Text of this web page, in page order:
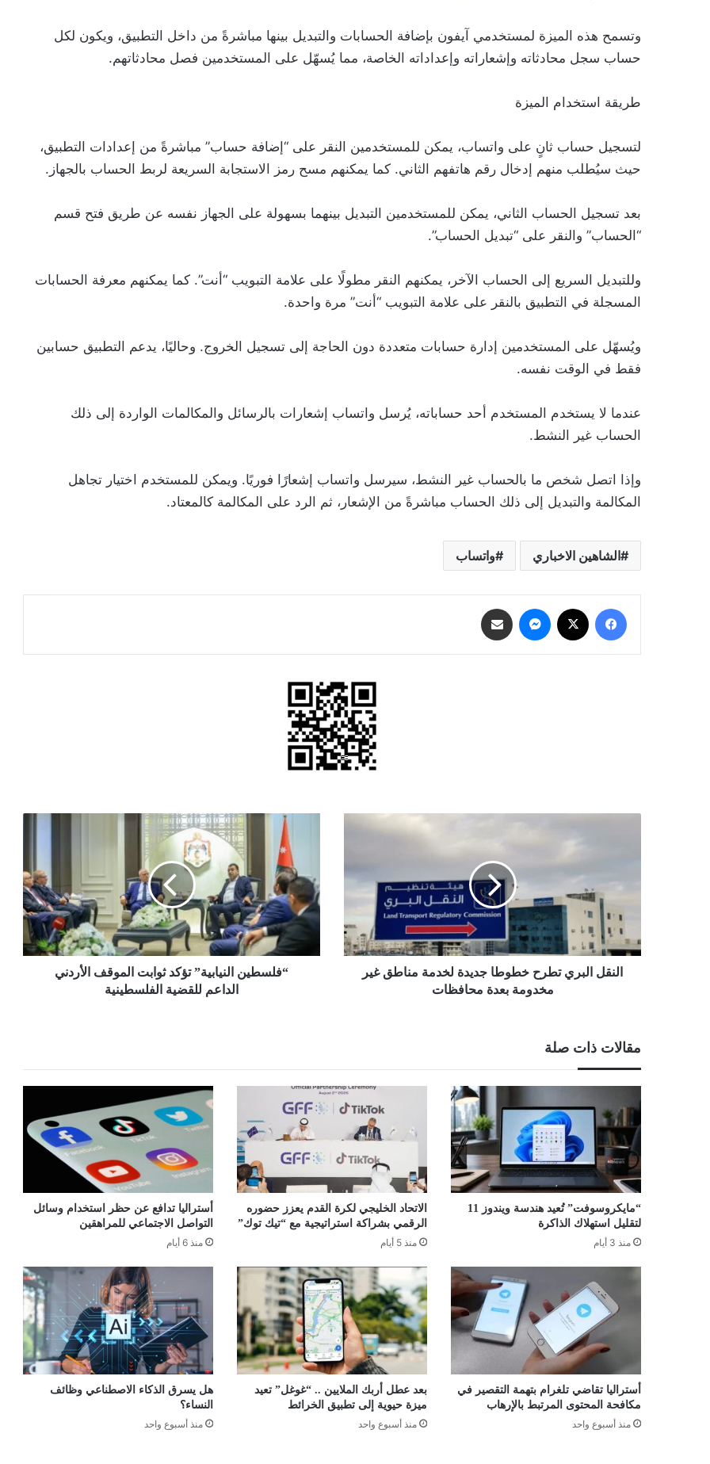
وتسمح هذه الميزة لمستخدمي آيفون بإضافة الحسابات والتبديل بينها مباشرةً من داخل التطبيق، ويكون لكل
حساب سجل محادثاته وإشعاراته وإعداداته الخاصة، مما يُسهّل على المستخدمين فصل محادثاتهم.
طريقة استخدام الميزة
لتسجيل حساب ثانٍ على واتساب، يمكن للمستخدمين النقر على “إضافة حساب” مباشرةً من إعدادات التطبيق،
حيث سيُطلب منهم إدخال رقم هاتفهم الثاني. كما يمكنهم مسح رمز الاستجابة السريعة لربط الحساب بالجهاز.
بعد تسجيل الحساب الثاني، يمكن للمستخدمين التبديل بينهما بسهولة على الجهاز نفسه عن طريق فتح قسم
“الحساب” والنقر على “تبديل الحساب”.
وللتبديل السريع إلى الحساب الآخر، يمكنهم النقر مطولًا على علامة التبويب “أنت”. كما يمكنهم معرفة الحسابات
المسجلة في التطبيق بالنقر على علامة التبويب “أنت” مرة واحدة.
ويُسهّل على المستخدمين إدارة حسابات متعددة دون الحاجة إلى تسجيل الخروج. وحاليًا، يدعم التطبيق حسابين
فقط في الوقت نفسه.
عندما لا يستخدم المستخدم أحد حساباته، يُرسل واتساب إشعارات بالرسائل والمكالمات الواردة إلى ذلك
الحساب غير النشط.
وإذا اتصل شخص ما بالحساب غير النشط، سيرسل واتساب إشعارًا فوريًا. ويمكن للمستخدم اختيار تجاهل
المكالمة والتبديل إلى ذلك الحساب مباشرةً من الإشعار، ثم الرد على المكالمة كالمعتاد.
الشاهين الاخباري واتساب
فيسبوك ماسنجر
جديدة
مناطق
غير
مخدومة
النقل البري تطرح خطوطا جديدة لخدمة مناطق غير
مخدومة بعدة محافظات
“فلسطين
ثوابت
الموقف
الأردني
الداعم
للقضية
الفلسطينية
“فلسطين النيابية” تؤكد ثوابت الموقف الأردني
الداعم للقضية الفلسطينية
مقالات ذات صلة
“مايكروسوفت” تُعيد هندسة ويندوز 11
لتقليل استهلاك الذاكرة
منذ 3 أيام
الاتحاد الخليجي لكرة القدم يعزز حضوره
الرقمي بشراكة استراتيجية مع “تيك توك”
منذ 5 أيام
أستراليا تدافع عن حظر استخدام وسائل
التواصل الاجتماعي للمراهقين
منذ 6 أيام
أستراليا تقاضي تلغرام بتهمة التقصير في
مكافحة المحتوى المرتبط بالإرهاب
منذ أسبوع واحد
بعد عطل أربك الملايين .. “غوغل” تعيد
ميزة حيوية إلى تطبيق الخرائط
منذ أسبوع واحد
هل يسرق الذكاء الاصطناعي وظائف
النساء؟
منذ أسبوع واحد